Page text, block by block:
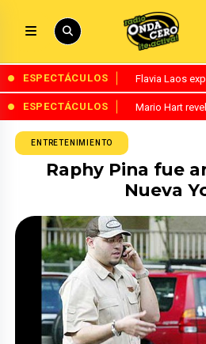
ESPECTÁCULOS Flavia Laos
ESPECTÁCULOS Mario Hart
ENTRETENIMIENTO
Raphy Pina fue
Nueva